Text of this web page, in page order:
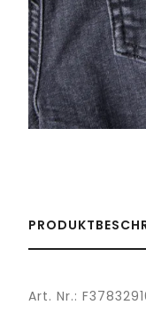
Art. Nr.: